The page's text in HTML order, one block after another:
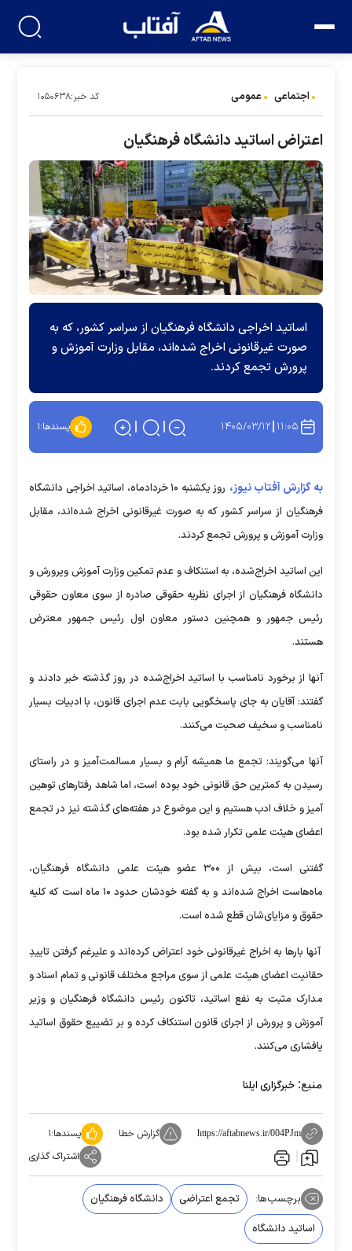
اجتماعی عمومی کد خبر:۱۰۵۰۶۳۸
اعتراض اساتید دانشگاه فرهنگیان
اساتید اخراجی دانشگاه فرهنگیان از سراسر کشور، که به
صورت غیرقانونی اخراج شده‌اند، مقابل وزارت آموزش و
پرورش تجمع کردند.
۱۱:۰۵ ۱۴۰۵/۰۳/۱۲ پسندها:۱
به گزارش آفتاب نیوز،
روز یکشنبه ۱۰ خردادماه، اساتید اخراجی دانشگاه
فرهنگیان از سراسر کشور که به صورت غیرقانونی اخراج شده‌اند، مقابل
وزارت آموزش و پرورش تجمع کردند.
این اساتید اخراج‌شده، به استنکاف و عدم تمکین وزارت آموزش وپرورش و
دانشگاه فرهنگیان از اجرای نظریه حقوقی صادره از سوی معاون حقوقی
رئیس جمهور و همچنین دستور معاون اول رئیس جمهور معترض
هستند.
آنها از برخورد نامناسب با اساتید اخراج‌شده در روز گذشته خبر دادند و
گفتند: آقایان به جای پاسخگویی بابت عدم اجرای قانون، با ادبیات بسیار
نامناسب و سخیف صحبت می‌کنند.
آنها می‌گویند: تجمع ما همیشه آرام و بسیار مسالمت‌آمیز و در راستای
رسیدن به کمترین حق قانونی خود بوده است، اما شاهد رفتار‌های توهین
آمیز و خلاف ادب هستیم و این موضوع در هفته‌های گذشته نیز در تجمع
اعضای هیئت علمی تکرار شده بود.
گفتنی است، بیش از ۳۰۰ عضو هیئت علمی دانشگاه فرهنگیان،
ماه‌هاست اخراج شده‌اند و به گفته خودشان حدود ۱۰ ماه است که کلیه
حقوق و مزایای‌شان قطع شده است.
آنها بار‌ها به اخراج غیرقانونی خود اعتراض کرده‌اند و علیرغم گرفتن تاییدِ
حقانیت اعضای هیئت علمی از سوی مراجع مختلف قانونی و تمام اسناد و
مدارک مثبت به نفع اساتید، تاکنون رئیس دانشگاه فرهنگیان و وزیر
آموزش و پرورش از اجرای قانون استنکاف کرده و بر تضییع حقوق اساتید
پافشاری می‌کنند.
منبع: خبرگزاری ایلنا
https://aftabnews.ir/004PJm گزارش خطا پسندها:۱
اشتراک گذاری
برچسب‌ها: تجمع اعتراضی
دانشگاه فرهنگیان
اساتید دانشگاه